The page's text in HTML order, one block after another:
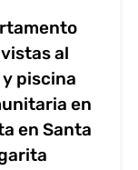
al
piscina
en
en Santa